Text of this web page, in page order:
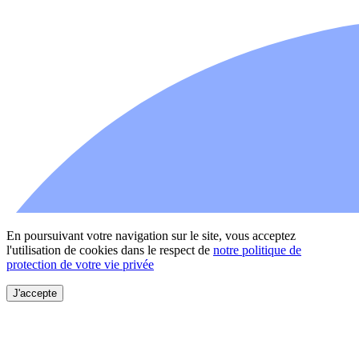
En poursuivant votre navigation sur le site, vous acceptez
l'utilisation de cookies dans le respect de notre politique de
protection de votre vie privée
J'accepte